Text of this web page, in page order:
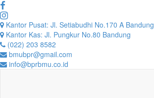
Kantor Pusat: Jl. Setiabudhi No.170 A Bandung
Kantor Kas: Jl. Pungkur No.80 Bandung
(022) 203 8582
bmubpr@gmail.com
info@bprbmu.co.id